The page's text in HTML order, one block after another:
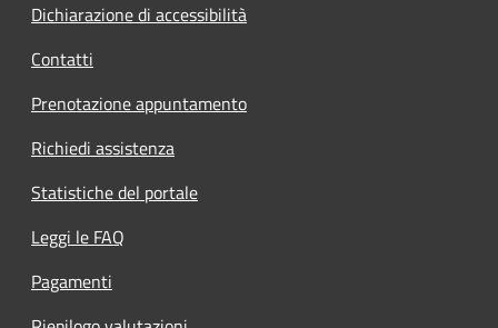
Dichiarazione di accessibilità
Contatti
Prenotazione appuntamento
Richiedi assistenza
Statistiche del portale
Leggi le FAQ
Pagamenti